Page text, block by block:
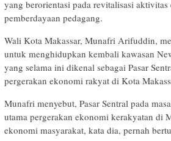
yang berorientasi pada revitalisasi
pemberdayaan pedagang.
Wali Kota Makassar, Munafri Arifuddin,
untuk menghidupkan kembali kawasan
yang selama ini dikenal sebagai Pasar
pergerakan ekonomi rakyat di Kota
Munafri menyebut, Pasar Sentral pada
utama pergerakan ekonomi kerakyatan di
ekonomi masyarakat, kata dia, pernah